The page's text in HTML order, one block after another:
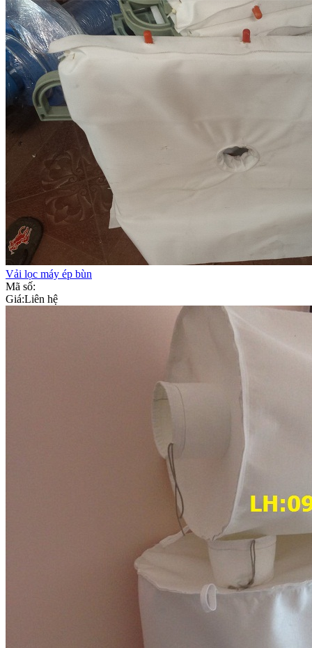
Vải lọc máy ép bùn
Mã số:
Giá:Liên hệ